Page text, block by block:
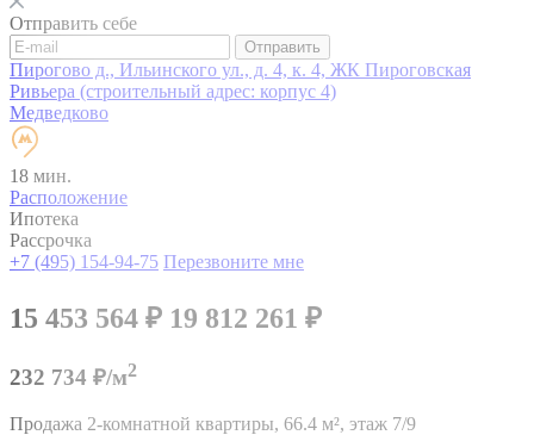
Отправить себе
Отправить
Пирогово д., Ильинского ул., д. 4, к. 4, ЖК Пироговская
Ривьера (строительный адрес: корпус 4)
Медведково
18 мин.
Расположение
Ипотека
Рассрочка
+7 (495) 154-94-75 Перезвоните мне
15 453 564 ₽ 19 812 261 ₽
232 734 ₽/м2
Продажа 2-комнатной квартиры, 66.4 м², этаж 7/9